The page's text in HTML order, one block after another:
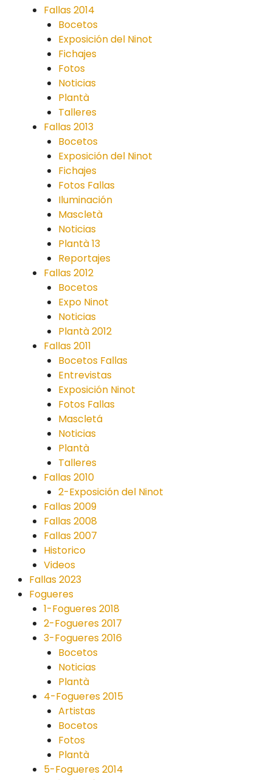
Fallas 2014
Bocetos
Exposición del Ninot
Fichajes
Fotos
Noticias
Plantà
Talleres
Fallas 2013
Bocetos
Exposición del Ninot
Fichajes
Fotos Fallas
Iluminación
Mascletà
Noticias
Plantà 13
Reportajes
Fallas 2012
Bocetos
Expo Ninot
Noticias
Plantà 2012
Fallas 2011
Bocetos Fallas
Entrevistas
Exposición Ninot
Fotos Fallas
Mascletá
Noticias
Plantà
Talleres
Fallas 2010
2-Exposición del Ninot
Fallas 2009
Fallas 2008
Fallas 2007
Historico
Videos
Fallas 2023
Fogueres
1-Fogueres 2018
2-Fogueres 2017
3-Fogueres 2016
Bocetos
Noticias
Plantà
4-Fogueres 2015
Artistas
Bocetos
Fotos
Plantà
5-Fogueres 2014